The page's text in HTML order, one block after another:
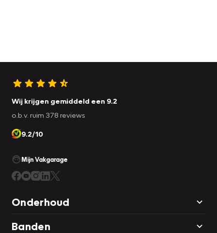
Wij krijgen gemiddeld een 9.2
o.b.v. ruim 378 reviews
9.2/10
Mijn Vakgarage
Onderhoud
Banden